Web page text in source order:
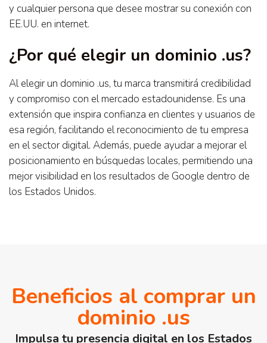
y cualquier persona que desee mostrar su conexión con
EE.UU. en internet.
¿Por qué elegir un dominio .us?
Al elegir un dominio .us, tu marca transmitirá credibilidad
y compromiso con el mercado estadounidense. Es una
extensión que inspira confianza en clientes y usuarios de
esa región, facilitando el reconocimiento de tu empresa
en el sector digital. Además, puede ayudar a mejorar el
posicionamiento en búsquedas locales, permitiendo una
mejor visibilidad en los resultados de Google dentro de
los Estados Unidos.
Beneficios al comprar un
dominio .us
Impulsa tu presencia digital en los Estados